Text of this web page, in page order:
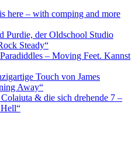
here – with comping and more
Purdie, der Oldschool Studio
Steady“
– Moving Feet. Kannst
Touch von James
Away“
& die sich drehende 7 –